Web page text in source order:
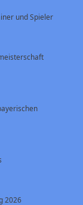
und Spieler
2026